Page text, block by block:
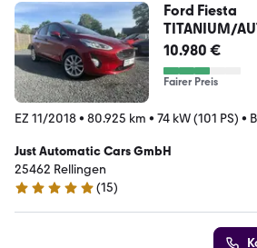
Ford Fiesta
TITANIUM/
/AMBIENTE/
10.980 €
Fairer Preis
EZ 11/2018• 80.925 km • 74 kW (101 PS) •
Just Automatic Cars GmbH
25462 Rellingen
5 Sterne
(15)